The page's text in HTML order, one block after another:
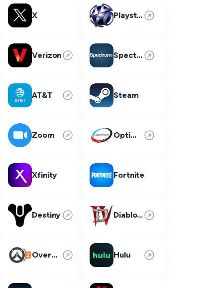
X Playstation Network
Verizon Spectrum
AT&T Steam
Zoom Optimum
Xfinity Fortnite
Destiny Diablo 4
Overwatch 2 Hulu